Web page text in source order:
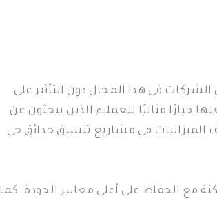
في هذا المجال دون التأثير على
مثاليًا للعملاء الذين يبحثون عن
في مشاريع تنسيق حدائق حي
مع الحفاظ على أعلى معايير الجودة. كما